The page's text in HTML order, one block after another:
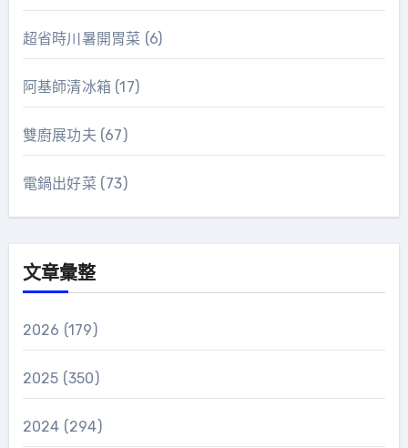
超省時川暑開胃菜 (6)
阿基師清冰箱(17)
雙廚展功夫 (67)
電鍋出好菜 (73)
文章彙整
2026 (179)
2025 (350)
2024 (294)